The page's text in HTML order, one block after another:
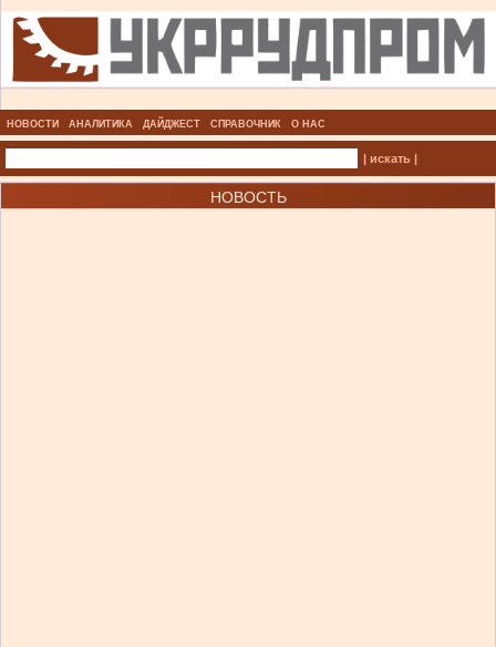
НОВОСТИ АНАЛИТИКА ДАЙДЖЕСТ СПРАВОЧНИК О НАС
| искать |
НОВОСТЬ